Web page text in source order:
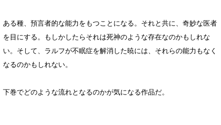
ある種、預言者的な能力をもつことになる。それと共に、奇妙な医者
を目にする。もしかしたらそれは死神のような存在なのかもしれな
い。そして、ラルフが不眠症を解消した暁には、それらの能力もなく
なるのかもしれない。
下巻でどのような流れとなるのかが気になる作品だ。